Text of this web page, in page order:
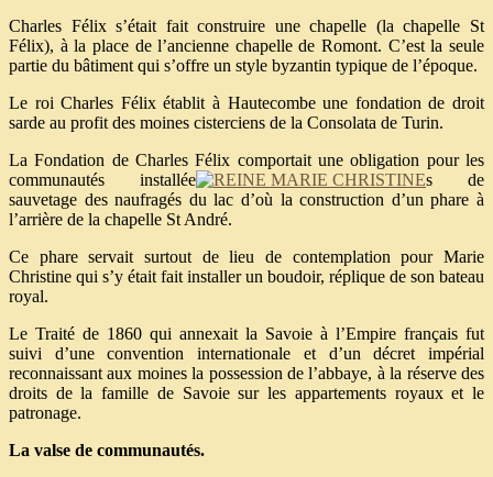
Charles Félix s’était fait construire une chapelle (la chapelle St
Félix), à la place de l’ancienne chapelle de Romont. C’est la seule
partie du bâtiment qui s’offre un style byzantin typique de l’époque.
Le roi Charles Félix établit à Hautecombe une fondation de droit
sarde au profit des moines cisterciens de la Consolata de Turin.
La Fondation de Charles Félix comportait une obligation pour les
communautés installée
s de
sauvetage des naufragés du lac d’où la construction d’un phare à
l’arrière de la chapelle St André.
Ce phare servait surtout de lieu de contemplation pour Marie
Christine qui s’y était fait installer un boudoir, réplique de son bateau
royal.
Le Traité de 1860 qui annexait la Savoie à l’Empire français fut
suivi d’une convention internationale et d’un décret impérial
reconnaissant aux moines la possession de l’abbaye, à la réserve des
droits de la famille de Savoie sur les appartements royaux et le
patronage.
La valse de communautés.